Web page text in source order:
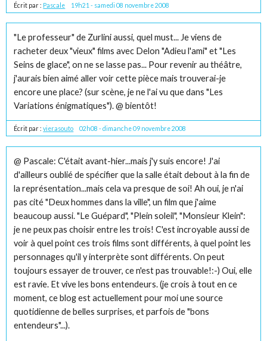
Écrit par : Pascale 19h21 - samedi 08 novembre 2008
"Le professeur" de Zurlini aussi, quel must... Je viens de
racheter deux "vieux" films avec Delon "Adieu l'ami" et "Les
Seins de glace", on ne se lasse pas... Pour revenir au théâtre,
j'aurais bien aimé aller voir cette pièce mais trouverai-je
encore une place? (sur scène, je ne l'ai vu que dans "Les
Variations énigmatiques"). @ bientôt!
Écrit par :vierasouto 02h08 -dimanche 09 novembre 2008
@ Pascale: C'était avant-hier...mais j'y suis encore! J'ai
d'ailleurs oublié de spécifier que la salle était debout à la fin de
la représentation...mais cela va presque de soi! Ah oui, je n'ai
pas cité "Deux hommes dans la ville", un film que j'aime
beaucoup aussi. "Le Guépard", "Plein soleil", "Monsieur Klein":
je ne peux pas choisir entre les trois! C'est incroyable aussi de
voir à quel point ces trois films sont différents, à quel point les
personnages qu'il y interprète sont différents. On peut
toujours essayer de trouver, ce n'est pas trouvable!:-) Oui, elle
est ravie. Et vive les bons entendeurs. (je crois à tout en ce
moment, ce blog est actuellement pour moi une source
quotidienne de belles surprises, et parfois de "bons
entendeurs"...).